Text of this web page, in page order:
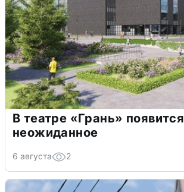
В театре «Грань» появится
неожиданное
6 августа 2